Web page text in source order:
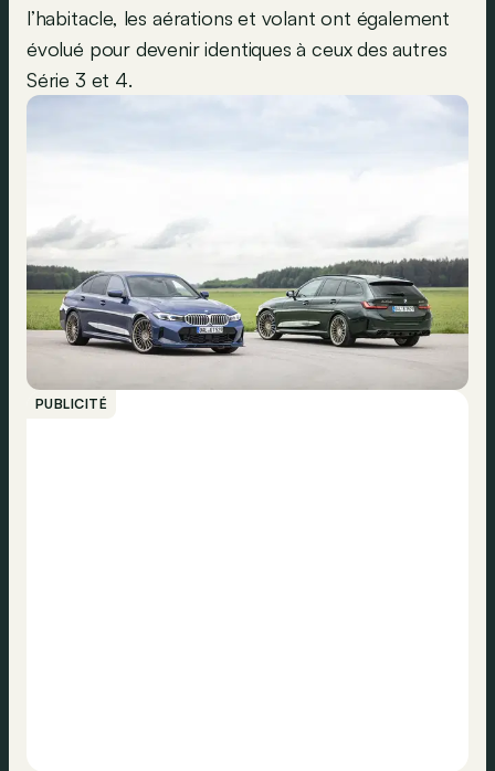
l’habitacle, les aérations et volant ont également
évolué pour devenir identiques à ceux des autres
Série 3 et 4.
PUBLICITÉ